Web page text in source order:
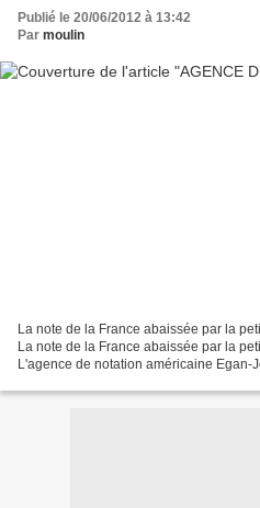
Publié le 20/06/2012 à 13:42
Par moulin
La note de la France abaissée par la
La note de la France abaissée par la
L'agence de notation américaine Egan-